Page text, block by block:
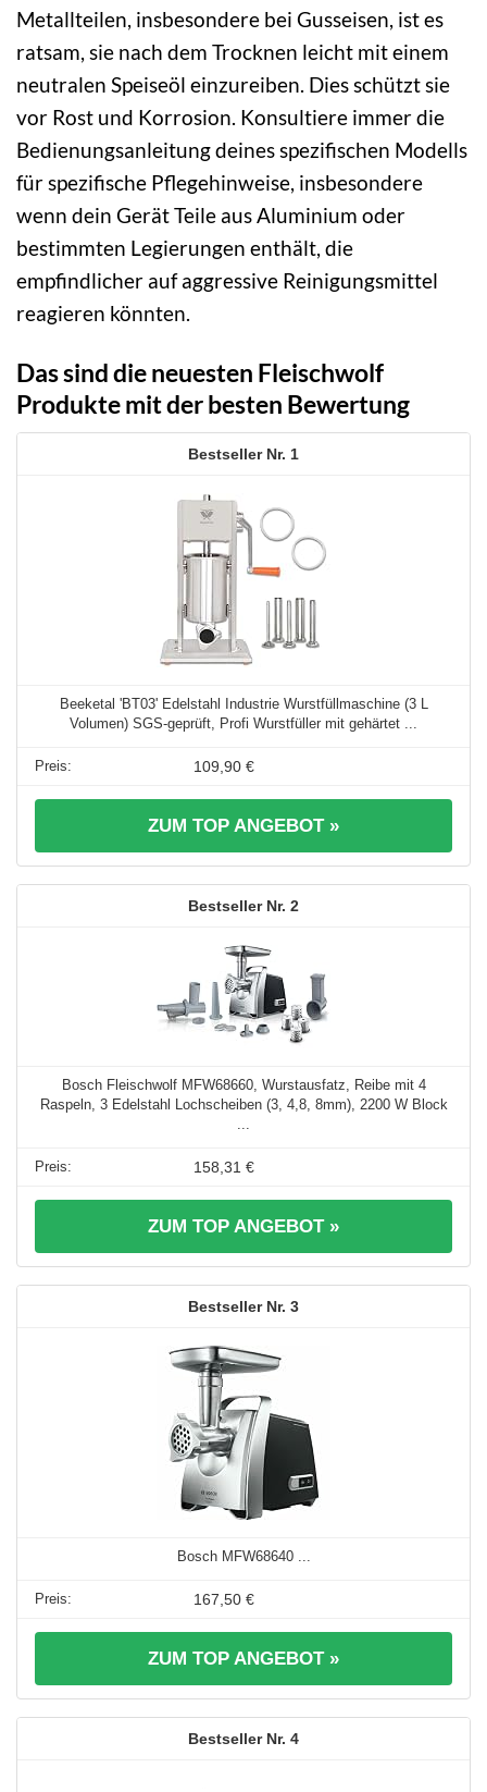
Metallteilen, insbesondere bei Gusseisen, ist es
ratsam, sie nach dem Trocknen leicht mit einem
neutralen Speiseöl einzureiben. Dies schützt sie
vor Rost und Korrosion. Konsultiere immer die
Bedienungsanleitung deines spezifischen Modells
für spezifische Pflegehinweise, insbesondere
wenn dein Gerät Teile aus Aluminium oder
bestimmten Legierungen enthält, die
empfindlicher auf aggressive Reinigungsmittel
reagieren könnten.
Das sind die neuesten Fleischwolf
Produkte mit der besten Bewertung
1
Beeketal 'BT03' Edelstahl Industrie Wurstfüllmaschine (3 L
Volumen) SGS-geprüft, Profi Wurstfüller mit gehärtet ...
109,90 €
ZUM TOP ANGEBOT »
2
Bosch Fleischwolf MFW68660, Wurstausfatz, Reibe mit 4
Raspeln, 3 Edelstahl Lochscheiben (3, 4,8, 8mm), 2200 W Block
...
158,31 €
ZUM TOP ANGEBOT »
3
Bosch MFW68640 ...
167,50 €
ZUM TOP ANGEBOT »
4